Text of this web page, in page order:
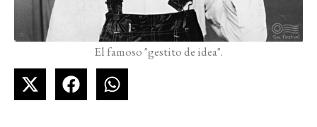
El famoso "gestito de idea".